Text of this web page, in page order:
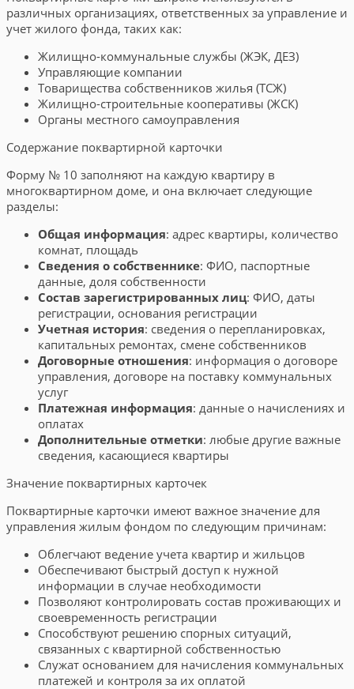
различных организациях, ответственных за управление и
учет жилого фонда, таких как:
Жилищно-коммунальные службы (ЖЭК, ДЕЗ)
Управляющие компании
Товарищества собственников жилья (ТСЖ)
Жилищно-строительные кооперативы (ЖСК)
Органы местного самоуправления
Содержание поквартирной карточки
Форму № 10 заполняют на каждую квартиру в
многоквартирном доме, и она включает следующие
разделы:
Общая информация: адрес квартиры, количество
комнат, площадь
Сведения о собственнике: ФИО, паспортные
данные, доля собственности
Состав зарегистрированных лиц: ФИО, даты
регистрации, основания регистрации
Учетная история: сведения о перепланировках,
капитальных ремонтах, смене собственников
Договорные отношения: информация о договоре
управления, договоре на поставку коммунальных
услуг
Платежная информация: данные о начислениях и
оплатах
Дополнительные отметки: любые другие важные
сведения, касающиеся квартиры
Значение поквартирных карточек
Поквартирные карточки имеют важное значение для
управления жилым фондом по следующим причинам:
Облегчают ведение учета квартир и жильцов
Обеспечивают быстрый доступ к нужной
информации в случае необходимости
Позволяют контролировать состав проживающих и
своевременность регистрации
Способствуют решению спорных ситуаций,
связанных с квартирной собственностью
Служат основанием для начисления коммунальных
платежей и контроля за их оплатой